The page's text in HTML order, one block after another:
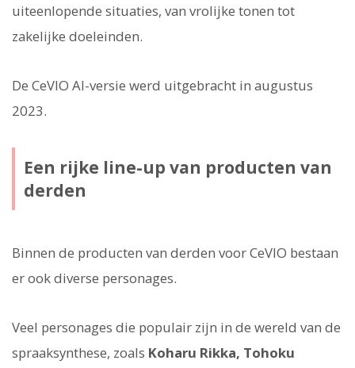
uiteenlopende situaties, van vrolijke tonen tot
zakelijke doeleinden.
De CeVIO AI-versie werd uitgebracht in augustus
2023.
Een rijke line-up van producten van
derden
Binnen de producten van derden voor CeVIO bestaan
er ook diverse personages.
Veel personages die populair zijn in de wereld van de
spraaksynthese, zoals Koharu Rikka, Tohoku